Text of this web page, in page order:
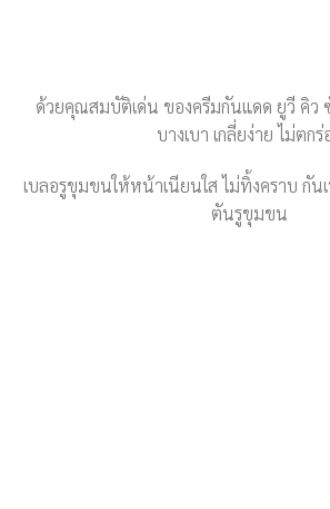
ด้วยคุณสมบัติเด่น ของครีมกันแดด ยูวี คิว
บางเบา เกลี่ยง่าย ไม่ตกร่
เบลอรูขุมขนให้หน้าเนียนใส ไม่ทิ้งคราบ กัน
ตันรูขุมขน